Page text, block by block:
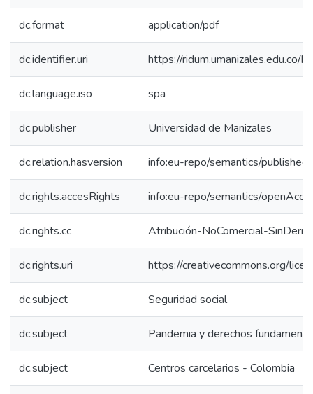
dc.format application/pdf
dc.identifier.uri https://
dc.language.iso spa
dc.publisher Universidad de Manizales
dc.relation.hasversion info:eu-repo/semantics/
dc.rights.accesRights info:eu-repo/semantics/
dc.rights.cc Atribución-NoComercial-
dc.rights.uri https://creativecommons.org/
dc.subject Seguridad social
dc.subject Pandemia y derechos
dc.subject Centros carcelarios - Colombia